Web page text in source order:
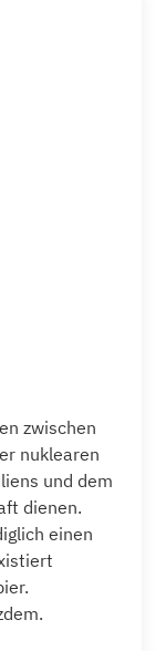
zwischen
nuklearen
und dem
dienen.
einen